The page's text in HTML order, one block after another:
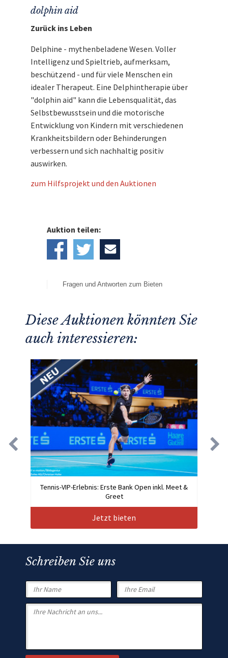
dolphin aid
Zurück ins Leben
Delphine - mythenbeladene Wesen. Voller
Intelligenz und Spieltrieb, aufmerksam,
beschützend - und für viele Menschen ein
idealer Therapeut. Eine Delphintherapie über
"dolphin aid" kann die Lebensqualität, das
Selbstbewusstsein und die motorische
Entwicklung von Kindern mit verschiedenen
Krankheitsbildern oder Behinderungen
verbessern und sich nachhaltig positiv
auswirken.
zum Hilfsprojekt und den Auktionen
Auktion teilen:
Fragen und Antworten zum Bieten
Diese Auktionen könnten Sie
auch interessieren:
Tennis-VIP-Erlebnis: Erste Bank Open inkl. Meet &
Greet
Jetzt bieten
Schreiben Sie uns